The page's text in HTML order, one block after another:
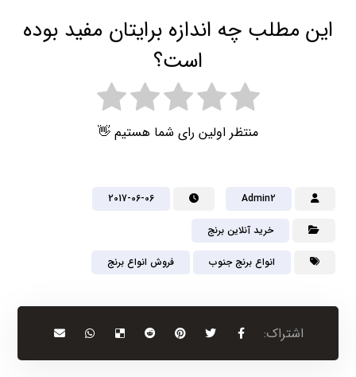
این مطلب چه اندازه برایتان مفید بوده
است؟
منتظر اولین رای شما هستیم 👋
Admin2
2017-06-06
خرید آنلاین برنج
انواع برنج جنوب فروش انواع برنج